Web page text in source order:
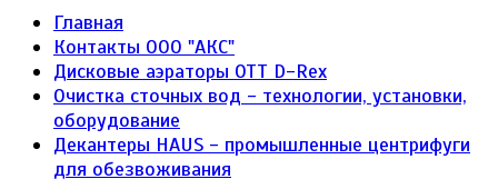
Главная
Контакты ООО "АКС"
Дисковые аэраторы ОТТ D-Rex
Очистка сточных вод - технологии, установки,
оборудование
Декантеры HAUS - промышленные центрифуги
для обезвоживания